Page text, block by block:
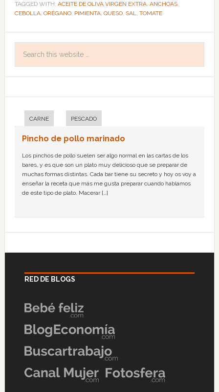
TAGGED WITH: ACEITE DE OLIVA VIRGEN EXTRA, ANCHOAS,
CEBOLLA, ORÉGANO, PIMIENTA, QUESO, SAL, TOMATE
CARNE PESCADO
Pincho de pollo marinado
Los pinchos de pollo suelen ser algo normal en las cartas de los
bares, y es que son un plato muy delicioso que se preparar de
muchas formas distintas. Cada bar tiene su secreto y hoy os voy a
enseñar la receta que más me gusta preparar cuando hablamos
de este tipo de plato. Macerar […]
RED DE BLOGS